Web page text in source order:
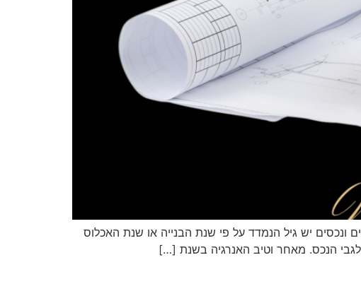
ונכסים יש גיל הנמדד על פי שנת הבנייה או שנת האכלוס
הנכס. מאחר וטיב האנרגיה בשנת […]